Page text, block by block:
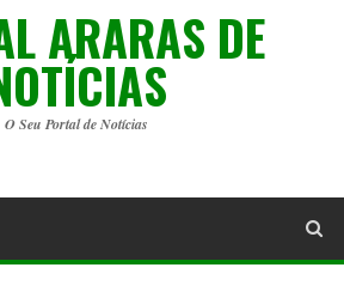
ARARAS DE
O Seu Portal de Notícias